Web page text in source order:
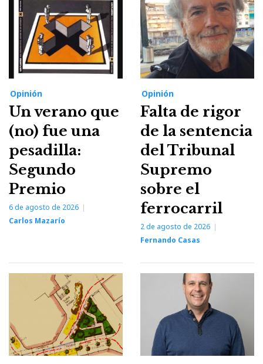
Opinión
Un verano que
(no) fue una
pesadilla:
Segundo
Premio
6 de agosto de 2026
Carlos Mazarío
Opinión
Falta de rigor
de la sentencia
del Tribunal
Supremo
sobre el
ferrocarril
2 de agosto de 2026
Fernando Casas